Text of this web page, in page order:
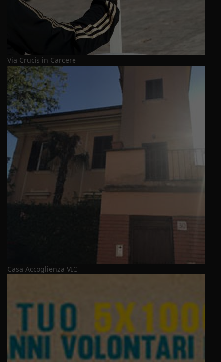
Via Crucis in Carcere
Casa Accoglienza VIC